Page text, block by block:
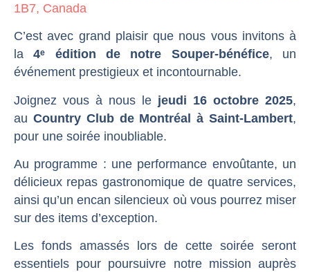
1B7, Canada
C’est avec grand plaisir que nous vous invitons à
la4ᵉ édition de notre Souper-bénéfice, un
événement prestigieux et incontournable.
Joignez vous à nous le jeudi 16 octobre 2025,
au Country Club de Montréal à Saint-Lambert,
pour une soirée inoubliable.
Au programme : une performance envoûtante, un
délicieux repas gastronomique de quatre services,
ainsi qu’un encan silencieux où vous pourrez miser
sur des items d’exception.
Les fonds amassés lors de cette soirée seront
essentiels pour poursuivre notre mission auprès